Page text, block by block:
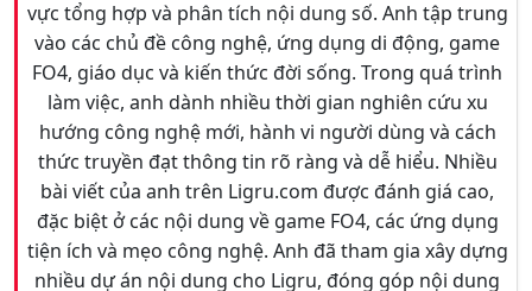
vực tổng hợp và phân tích nội dung số. Anh tập trung
vào các chủ đề công nghệ, ứng dụng di động, game
FO4, giáo dục và kiến thức đời sống. Trong quá trình
làm việc, anh dành nhiều thời gian nghiên cứu xu
hướng công nghệ mới, hành vi người dùng và cách
thức truyền đạt thông tin rõ ràng và dễ hiểu. Nhiều
bài viết của anh trên Ligru.com được đánh giá cao,
đặc biệt ở các nội dung về game FO4, các ứng dụng
tiện ích và mẹo công nghệ. Anh đã tham gia xây dựng
nhiều dự án nội dung cho Ligru, đóng góp nội dung